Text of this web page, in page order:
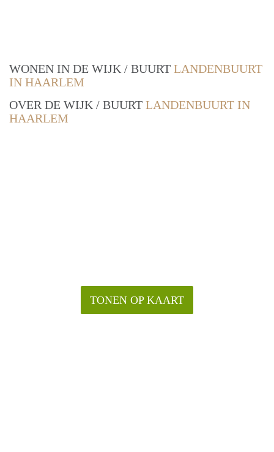
WONEN IN DE WIJK / BUURT LANDENBUURT
IN HAARLEM
OVER DE WIJK / BUURT LANDENBUURT IN
HAARLEM
TONEN OP KAART